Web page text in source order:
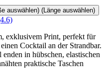
auswählen) (Länge auswählen)
exklusivem Print, perfekt für
Cocktail an der Strandbar.
in hübschen, elastischen
praktische Taschen